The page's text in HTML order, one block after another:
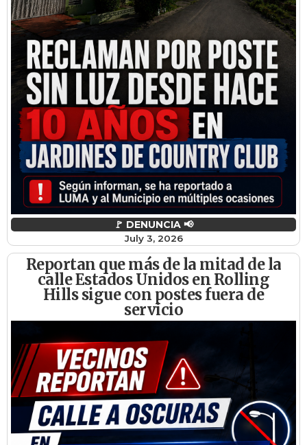
🚩 DENUNCIA 📢
July 3, 2026
Reportan que más de la mitad de la
calle Estados Unidos en Rolling
Hills sigue con postes fuera de
servicio